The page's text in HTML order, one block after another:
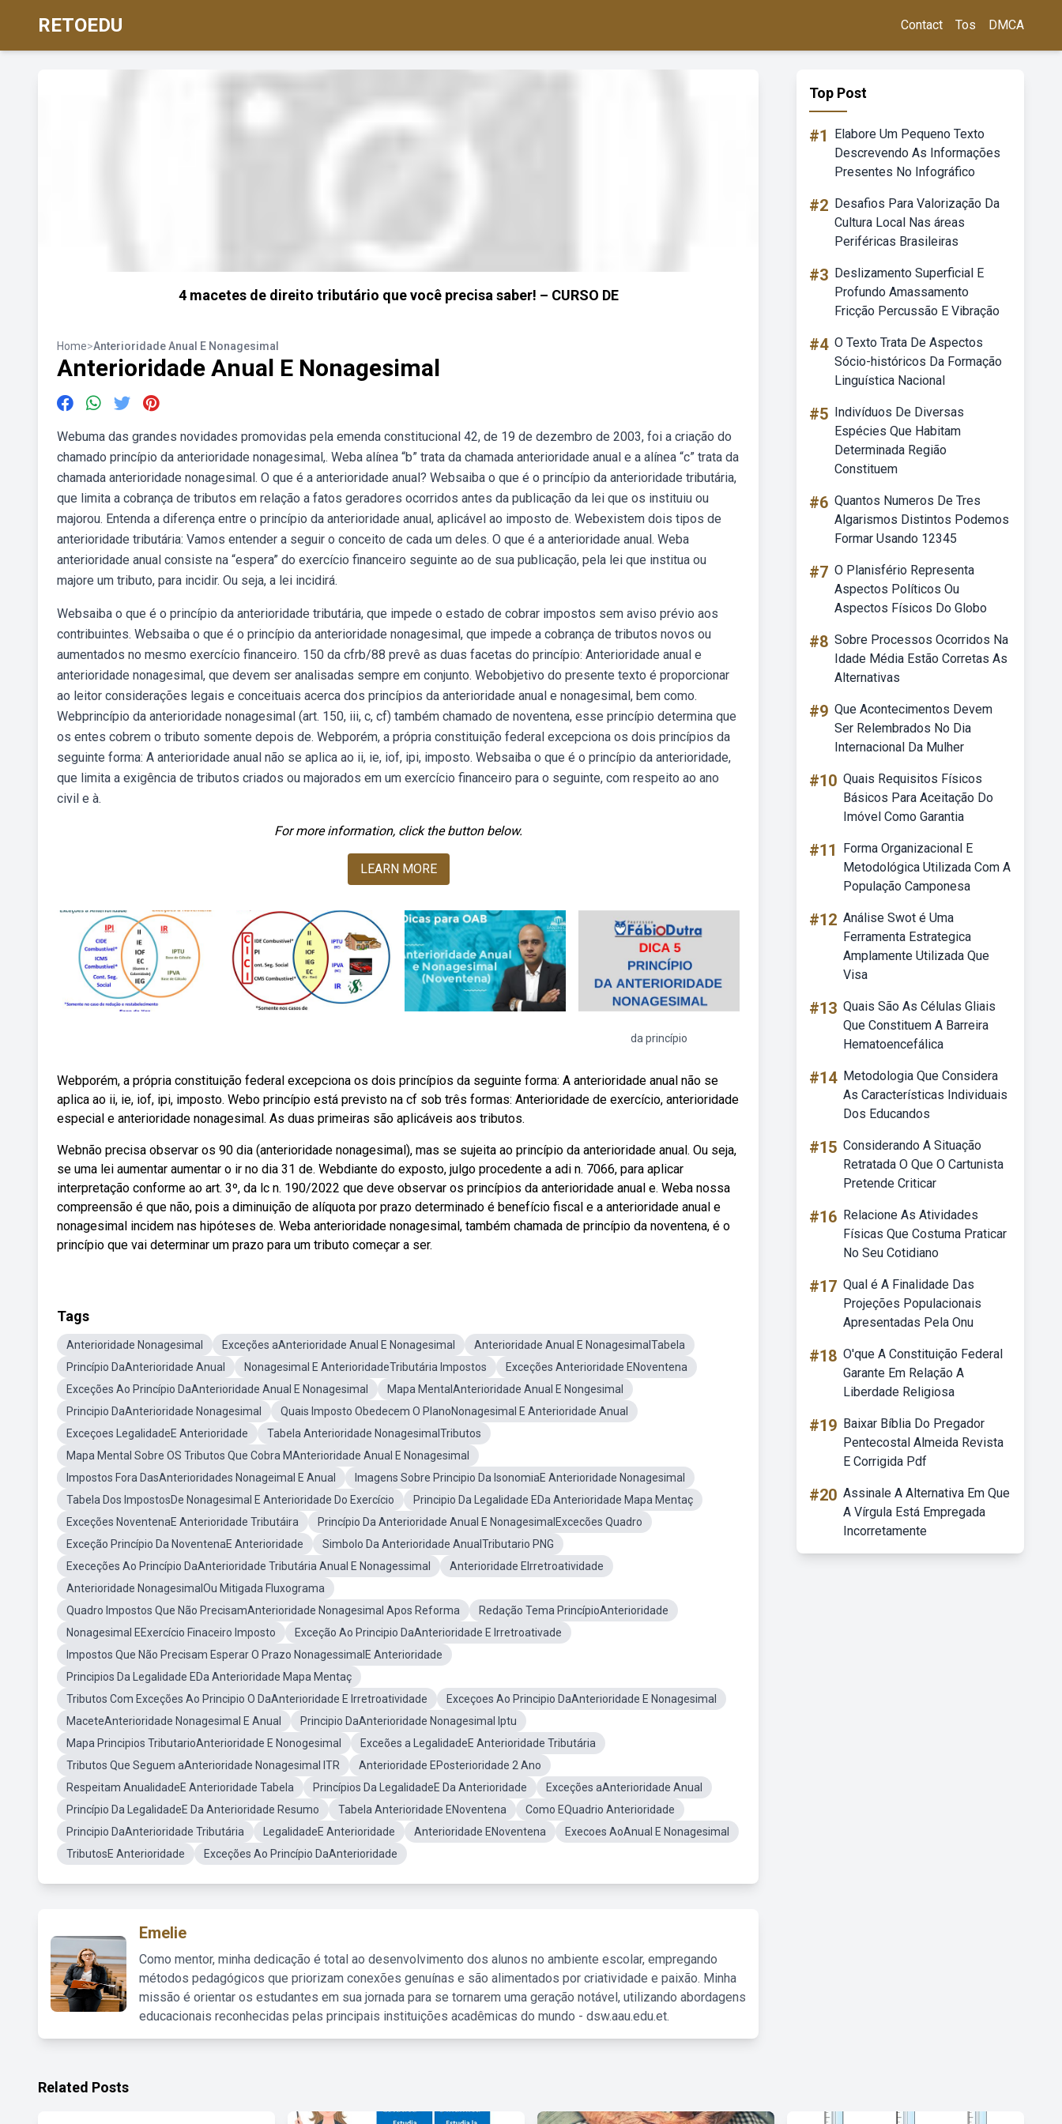
RETOEDU Contact Tos DMCA
4 macetes de direito tributário que você precisa saber! – CURSO DE
Home>Anterioridade Anual E Nonagesimal
Anterioridade Anual E Nonagesimal
Webuma das grandes novidades promovidas pela emenda constitucional 42, de 19 de dezembro de 2003, foi a criação do
chamado princípio da anterioridade nonagesimal,. Weba alínea “b” trata da chamada anterioridade anual e a alínea “c” trata da
chamada anterioridade nonagesimal. O que é a anterioridade anual? Websaiba o que é o princípio da anterioridade tributária,
que limita a cobrança de tributos em relação a fatos geradores ocorridos antes da publicação da lei que os instituiu ou
majorou. Entenda a diferença entre o princípio da anterioridade anual, aplicável ao imposto de. Webexistem dois tipos de
anterioridade tributária: Vamos entender a seguir o conceito de cada um deles. O que é a anterioridade anual. Weba
anterioridade anual consiste na “espera” do exercício financeiro seguinte ao de sua publicação, pela lei que institua ou
majore um tributo, para incidir. Ou seja, a lei incidirá.
Websaiba o que é o princípio da anterioridade tributária, que impede o estado de cobrar impostos sem aviso prévio aos
contribuintes. Websaiba o que é o princípio da anterioridade nonagesimal, que impede a cobrança de tributos novos ou
aumentados no mesmo exercício financeiro. 150 da cfrb/88 prevê as duas facetas do princípio: Anterioridade anual e
anterioridade nonagesimal, que devem ser analisadas sempre em conjunto. Webobjetivo do presente texto é proporcionar
ao leitor considerações legais e conceituais acerca dos princípios da anterioridade anual e nonagesimal, bem como.
Webprincípio da anterioridade nonagesimal (art. 150, iii, c, cf) também chamado de noventena, esse princípio determina que
os entes cobrem o tributo somente depois de. Webporém, a própria constituição federal excepciona os dois princípios da
seguinte forma: A anterioridade anual não se aplica ao ii, ie, iof, ipi, imposto. Websaiba o que é o princípio da anterioridade,
que limita a exigência de tributos criados ou majorados em um exercício financeiro para o seguinte, com respeito ao ano
civil e à.
For more information, click the button below.
LEARN MORE
da princípio
Webporém, a própria constituição federal excepciona os dois princípios da seguinte forma: A anterioridade anual não se
aplica ao ii, ie, iof, ipi, imposto. Webo princípio está previsto na cf sob três formas: Anterioridade de exercício, anterioridade
especial e anterioridade nonagesimal. As duas primeiras são aplicáveis aos tributos.
Webnão precisa observar os 90 dia (anterioridade nonagesimal), mas se sujeita ao princípio da anterioridade anual. Ou seja,
se uma lei aumentar aumentar o ir no dia 31 de. Webdiante do exposto, julgo procedente a adi n. 7066, para aplicar
interpretação conforme ao art. 3º, da lc n. 190/2022 que deve observar os princípios da anterioridade anual e. Weba nossa
compreensão é que não, pois a diminuição de alíquota por prazo determinado é benefício fiscal e a anterioridade anual e
nonagesimal incidem nas hipóteses de. Weba anterioridade nonagesimal, também chamada de princípio da noventena, é o
princípio que vai determinar um prazo para um tributo começar a ser.
Tags
Anterioridade Nonagesimal Exceções aAnterioridade Anual E Nonagesimal
Anterioridade Anual E NonagesimalTabela
Princípio DaAnterioridade Anual
Nonagesimal E AnterioridadeTributária Impostos
Exceções Anterioridade ENoventena
Exceções Ao Princípio DaAnterioridade Anual E Nonagesimal
Mapa MentalAnterioridade Anual E Nongesimal
Principio DaAnterioridade Nonagesimal
Quais Imposto Obedecem O PlanoNonagesimal E Anterioridade Anual
Exceçoes LegalidadeE Anterioridade
Tabela Anterioridade NonagesimalTributos
Mapa Mental Sobre OS Tributos Que Cobra MAnterioridade Anual E Nonagesimal
Impostos Fora DasAnterioridades Nonageimal E Anual
Imagens Sobre Principio Da IsonomiaE Anterioridade Nonagesimal
Tabela Dos ImpostosDe Nonagesimal E Anterioridade Do Exercício
Principio Da Legalidade EDa Anterioridade Mapa Mentaç
Exceções NoventenaE Anterioridade Tributáira
Princípio Da Anterioridade Anual E NonagesimalExcecões Quadro
Exceção Princípio Da NoventenaE Anterioridade
Simbolo Da Anterioridade AnualTributario PNG
Execeções Ao Princípio DaAnterioridade Tributária Anual E Nonagessimal
Anterioridade EIrretroatividade
Anterioridade NonagesimalOu Mitigada Fluxograma
Quadro Impostos Que Não PrecisamAnterioridade Nonagesimal Apos Reforma
Redação Tema PrincípioAnterioridade
Nonagesimal EExercício Finaceiro Imposto
Exceção Ao Principio DaAnterioridade E Irretroativade
Impostos Que Não Precisam Esperar O Prazo NonagessimalE Anterioridade
Principios Da Legalidade EDa Anterioridade Mapa Mentaç
Tributos Com Exceções Ao Principio O DaAnterioridade E Irretroatividade
Exceçoes Ao Principio DaAnterioridade E Nonagesimal
MaceteAnterioridade Nonagesimal E Anual
Principio DaAnterioridade Nonagesimal Iptu
Mapa Principios TributarioAnterioridade E Nonogesimal
Exceões a LegalidadeE Anterioridade Tributária
Tributos Que Seguem aAnterioridade Nonagesimal ITR
Anterioridade EPosterioridade 2 Ano
Respeitam AnualidadeE Anterioridade Tabela
Princípios Da LegalidadeE Da Anterioridade
Exceções aAnterioridade Anual
Princípio Da LegalidadeE Da Anterioridade Resumo
Tabela Anterioridade ENoventena
Como EQuadrio Anterioridade
Principio DaAnterioridade Tributária
LegalidadeE Anterioridade Anterioridade ENoventena
Execoes AoAnual E Nonagesimal
TributosE Anterioridade
Exceções Ao Princípio DaAnterioridade
Emelie
Como mentor, minha dedicação é total ao desenvolvimento dos alunos no ambiente escolar, empregando
métodos pedagógicos que priorizam conexões genuínas e são alimentados por criatividade e paixão. Minha
missão é orientar os estudantes em sua jornada para se tornarem uma geração notável, utilizando abordagens
educacionais reconhecidas pelas principais instituições acadêmicas do mundo - dsw.aau.edu.et.
Top Post
#1
Elabore Um Pequeno Texto
Descrevendo As Informações
Presentes No Infográfico
#2 Desafios Para Valorização Da
Cultura Local Nas áreas
Periféricas Brasileiras
#3 Deslizamento Superficial E
Profundo Amassamento
Fricção Percussão E Vibração
#4 O Texto Trata De Aspectos
Sócio-históricos Da Formação
Linguística Nacional
#5 Indivíduos De Diversas
Espécies Que Habitam
Determinada Região
Constituem
#6 Quantos Numeros De Tres
Algarismos Distintos Podemos
Formar Usando 12345
#7 O Planisfério Representa
Aspectos Políticos Ou
Aspectos Físicos Do Globo
#8 Sobre Processos Ocorridos Na
Idade Média Estão Corretas As
Alternativas
#9 Que Acontecimentos Devem
Ser Relembrados No Dia
Internacional Da Mulher
#10 Quais Requisitos Físicos
Básicos Para Aceitação Do
Imóvel Como Garantia
#11
Forma Organizacional E
Metodológica Utilizada Com A
População Camponesa
#12 Análise Swot é Uma
Ferramenta Estrategica
Amplamente Utilizada Que
Visa
#13 Quais São As Células Gliais
Que Constituem A Barreira
Hematoencefálica
#14 Metodologia Que Considera
As Características Individuais
Dos Educandos
#15 Considerando A Situação
Retratada O Que O Cartunista
Pretende Criticar
#16 Relacione As Atividades
Físicas Que Costuma Praticar
No Seu Cotidiano
#17 Qual é A Finalidade Das
Projeções Populacionais
Apresentadas Pela Onu
#18 O'que A Constituição Federal
Garante Em Relação A
Liberdade Religiosa
#19 Baixar Bíblia Do Pregador
Pentecostal Almeida Revista
E Corrigida Pdf
#20 Assinale A Alternativa Em Que
A Vírgula Está Empregada
Incorretamente
Related Posts